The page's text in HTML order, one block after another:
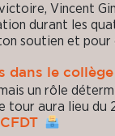
Vincent
durant les
soutien et
dans le
un rôle
tour aura lieu
CFDT